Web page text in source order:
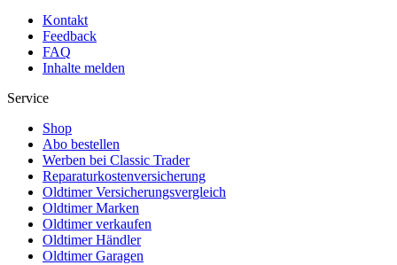
Kontakt
Feedback
FAQ
Inhalte melden
Service
Shop
Abo bestellen
Werben bei Classic Trader
Reparaturkostenversicherung
Oldtimer Versicherungsvergleich
Oldtimer Marken
Oldtimer verkaufen
Oldtimer Händler
Oldtimer Garagen